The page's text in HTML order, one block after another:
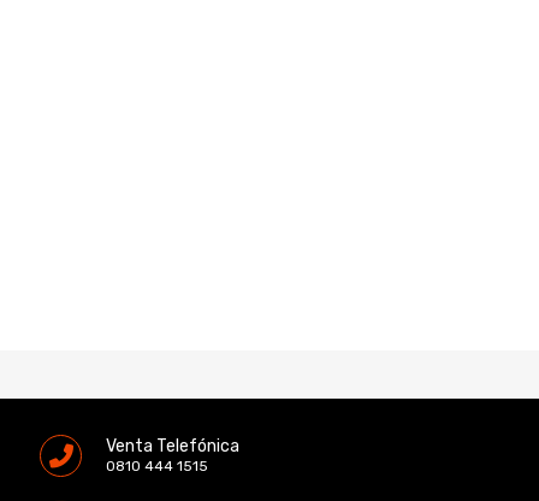
Venta Telefónica
0810 444 1515